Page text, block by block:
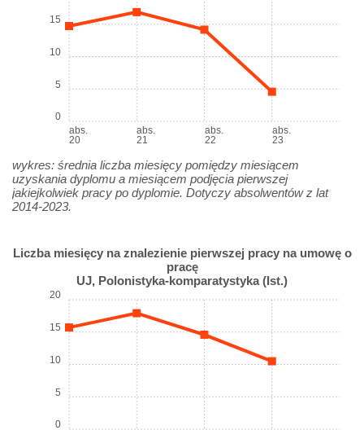
abs.
20
abs.
21
abs.
22
abs.
23
0
5
10
15
wykres: średnia liczba miesięcy pomiędzy miesiącem
uzyskania dyplomu a miesiącem podjęcia pierwszej
jakiejkolwiek pracy po dyplomie. Dotyczy absolwentów z lat
2014-2023.
Liczba miesięcy na znalezienie pierwszej pracy na umowę o
pracę
UJ, Polonistyka-komparatystyka (Ist.)
0
5
10
15
20